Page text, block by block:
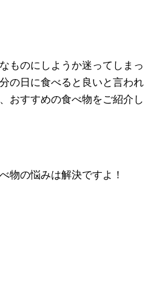
ものにしようか迷ってしまっ
の日に食べると良いと言われ
おすすめの食べ物をご紹介し
物の悩みは解決ですよ！